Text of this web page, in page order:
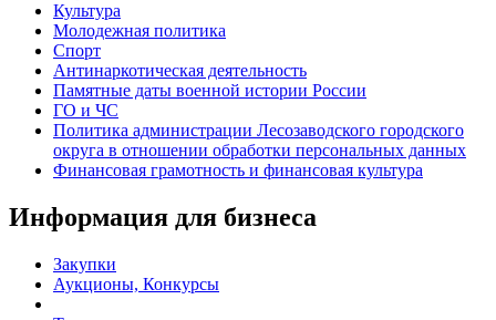
Культура
Молодежная политика
Спорт
Антинаркотическая деятельность
Памятные даты военной истории России
ГО и ЧС
Политика администрации Лесозаводского городского
округа в отношении обработки персональных данных
Финансовая грамотность и финансовая культура
Информация для бизнеса
Закупки
Аукционы, Конкурсы